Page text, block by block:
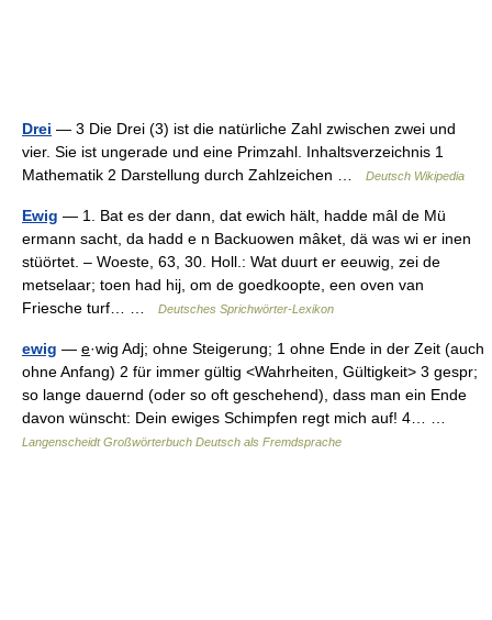
Drei — 3 Die Drei (3) ist die natürliche Zahl zwischen zwei und
vier. Sie ist ungerade und eine Primzahl. Inhaltsverzeichnis 1
Mathematik 2 Darstellung durch Zahlzeichen …
Deutsch Wikipedia
Ewig — 1. Bat es der dann, dat ewich hält, hadde mâl de Mü
ermann sacht, da hadd e n Backuowen mâket, dä was wi er inen
stüörtet. – Woeste, 63, 30. Holl.: Wat duurt er eeuwig, zei de
metselaar; toen had hij, om de goedkoopte, een oven van
Friesche turf… …
Deutsches Sprichwörter-Lexikon
ewig — e̲·wig Adj; ohne Steigerung; 1 ohne Ende in der Zeit (auch
ohne Anfang) 2 für immer gültig <Wahrheiten, Gültigkeit> 3 gespr;
so lange dauernd (oder so oft geschehend), dass man ein Ende
davon wünscht: Dein ewiges Schimpfen regt mich auf! 4… …
Langenscheidt Großwörterbuch Deutsch als Fremdsprache